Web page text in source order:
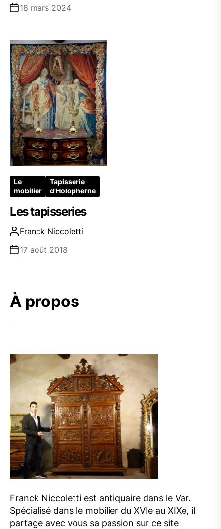
18 mars 2024
Le
mobilier
Tapisserie
d'Holopherne
Les tapisseries
Franck Niccoletti
17 août 2018
À propos
Franck Niccoletti est antiquaire dans le Var.
Spécialisé dans le mobilier du XVIe au XIXe, il
partage avec vous sa passion sur ce site